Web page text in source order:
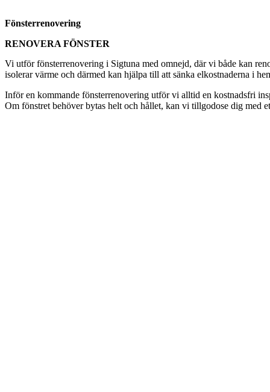
Fönsterrenovering
RENOVERA FÖNSTER
Vi utför fönsterrenovering i Sigtuna med omnejd, där vi både kan
isolerar värme och därmed kan hjälpa till att sänka elkostnaderna i
Inför en kommande fönsterrenovering utför vi alltid en kostnadsfri
Om fönstret behöver bytas helt och hållet, kan vi tillgodose dig med